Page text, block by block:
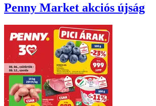
Penny Market akciós újság